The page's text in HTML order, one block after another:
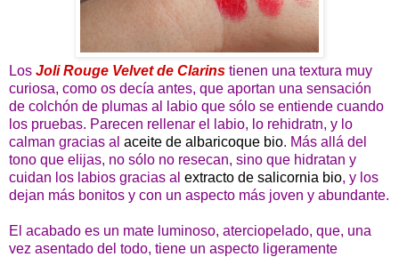
Los Joli Rouge Velvet de Clarins tienen una textura muy
curiosa, como os decía antes, que aportan una sensación
de colchón de plumas al labio que sólo se entiende cuando
los pruebas. Parecen rellenar el labio, lo rehidratn, y lo
calman gracias al aceite de albaricoque bio. Más allá del
tono que elijas, no sólo no resecan, sino que hidratan y
cuidan los labios gracias al extracto de salicornia bio, y los
dejan más bonitos y con un aspecto más joven y abundante.
El acabado es un mate luminoso, aterciopelado, que, una
vez asentado del todo, tiene un aspecto ligeramente